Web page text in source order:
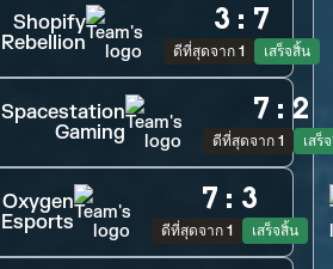
Shopify
Rebellion
3 : 7
ดีที่สุดจาก 1 เสร็จสิ้น
Spacestation
Gaming
7 : 2
ดีที่สุดจาก 1 เสร็
Oxygen
Esports
7 : 3
ดีที่สุดจาก 1 เสร็จสิ้น